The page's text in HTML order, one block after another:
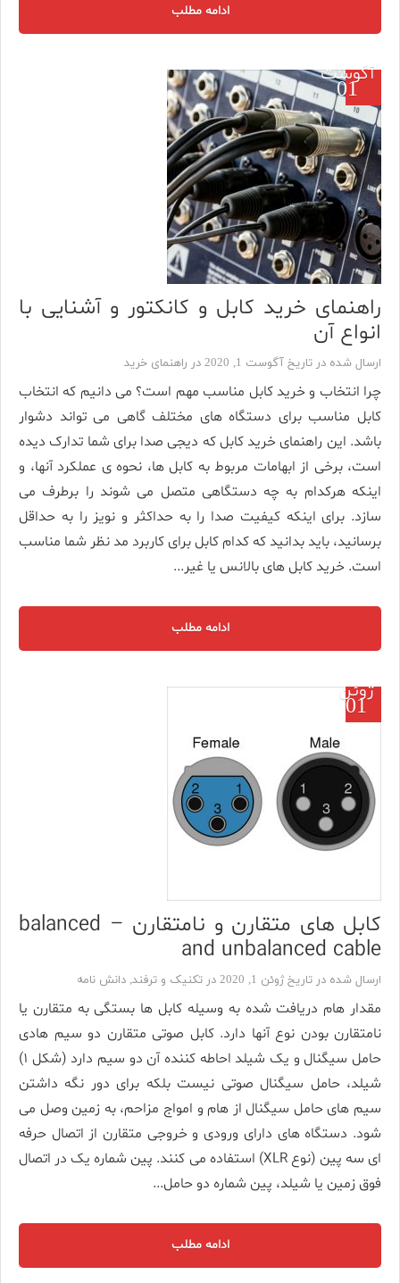
ادامه مطلب
آگوست
01
راهنمای خرید کابل و کانکتور و آشنایی با
انواع آن
ارسال شده در تاریخ آگوست 1, 2020 در راهنمای خرید
چرا انتخاب و خرید کابل مناسب مهم است؟ می دانیم که انتخاب
کابل مناسب برای دستگاه های مختلف گاهی می تواند دشوار
باشد. این راهنمای خرید کابل که دیجی صدا برای شما تدارک دیده
است، برخی از ابهامات مربوط به کابل ها، نحوه ی عملکرد آنها، و
اینکه هرکدام به چه دستگاهی متصل می شوند را برطرف می
سازد. برای اینکه کیفیت صدا را به حداکثر و نویز را به حداقل
برسانید، باید بدانید که کدام کابل برای کاربرد مد نظر شما مناسب
است. خرید کابل های بالانس یا غیر...
ادامه مطلب
ژوئن
01
کابل های متقارن و نامتقارن – balanced
and unbalanced cable
ارسال شده در تاریخ ژوئن 1, 2020 در تکنیک و ترفند, دانش نامه
مقدار هام دریافت شده به وسیله کابل ها بستگی به متقارن یا
نامتقارن بودن نوع آنها دارد. کابل صوتی متقارن دو سیم هادی
حامل سیگنال و یک شیلد احاطه کننده آن دو سیم دارد (شکل ۱)
شیلد، حامل سیگنال صوتی نیست بلکه برای دور نگه داشتن
سیم های حامل سیگنال از هام و امواج مزاحم، به زمین وصل می
شود. دستگاه های دارای ورودی و خروجی متقارن از اتصال حرفه
ای سه پین (نوع XLR) استفاده می کنند. پین شماره یک در اتصال
فوق زمین یا شیلد، پین شماره دو حامل...
ادامه مطلب